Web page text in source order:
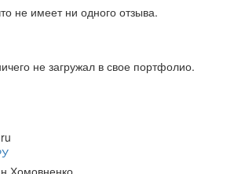
не имеет ни одного отзыва.
не загружал в свое портфолио.